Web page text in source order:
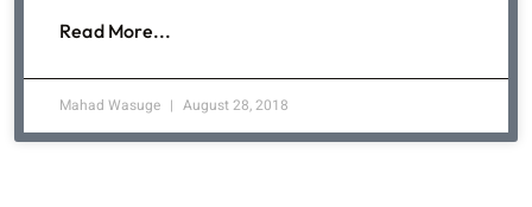
Read More...
Mahad Wasuge August 28, 2018